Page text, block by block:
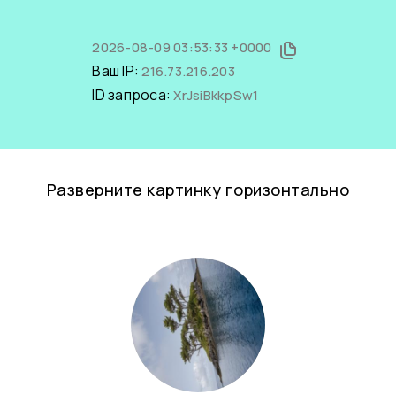
2026-08-09 03:53:33 +0000
Ваш IP:216.73.216.203
ID запроса:XrJsiBkkpSw1
Разверните картинку горизонтально